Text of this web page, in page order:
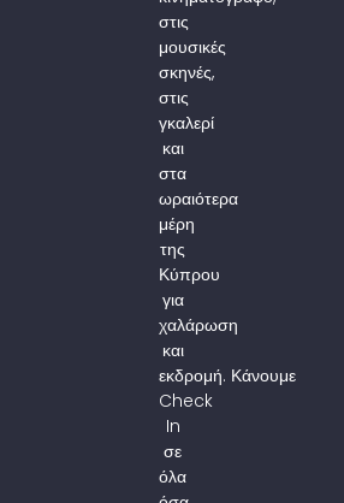
στις
μουσικές
σκηνές,
στις
γκαλερί
και
στα
ωραιότερα
μέρη
της
Κύπρου
για
χαλάρωση
και
εκδρομή. Κάνουμε
Check
In
σε
όλα